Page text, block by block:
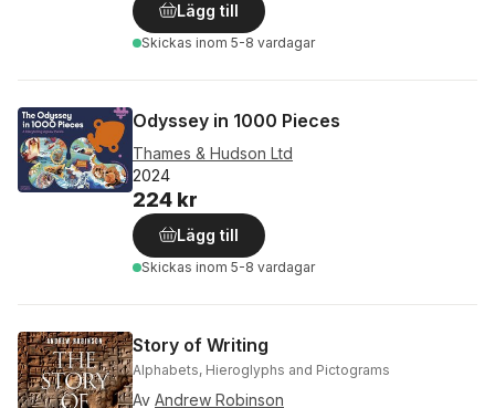
Lägg till
Skickas inom 5-8 vardagar
Odyssey in 1000 Pieces
Thames & Hudson Ltd
2024
224 kr
Lägg till
Skickas inom 5-8 vardagar
Story of Writing
Alphabets, Hieroglyphs and Pictograms
Av Andrew Robinson